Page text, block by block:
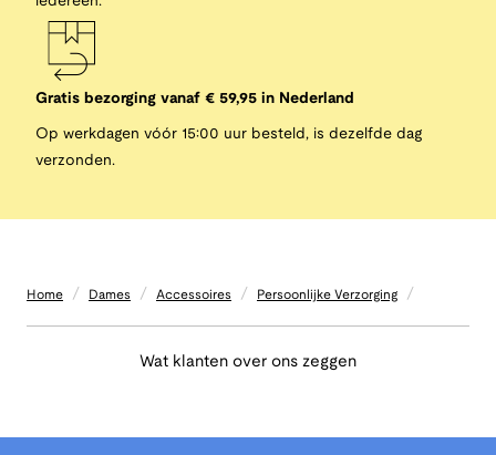
Gratis bezorging vanaf € 59,95 in Nederland
Op werkdagen vóór 15:00 uur besteld, is dezelfde dag
verzonden.
Home / Dames / Accessoires / Persoonlijke Verzorging /
Wat klanten over ons zeggen